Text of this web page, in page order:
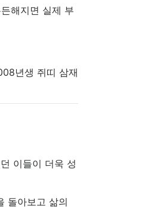
해지면 실제 부
년생 쥐띠 삼재
이들이 더욱 성
돌아보고 삶의